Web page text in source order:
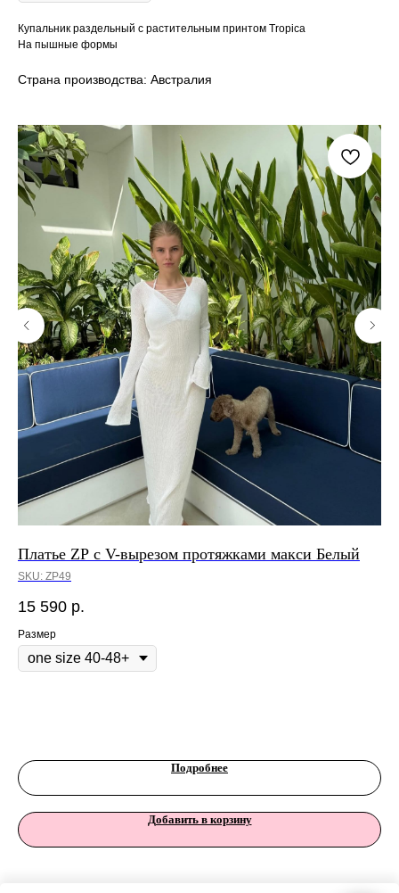
Купальник раздельный с растительным принтом Tropica
На пышные формы
Страна производства: Австралия
Платье ZP с V-вырезом протяжками макси Белый
SKU: ZP49
15 590 р.
Размер
Подробнее
Добавить в корзину